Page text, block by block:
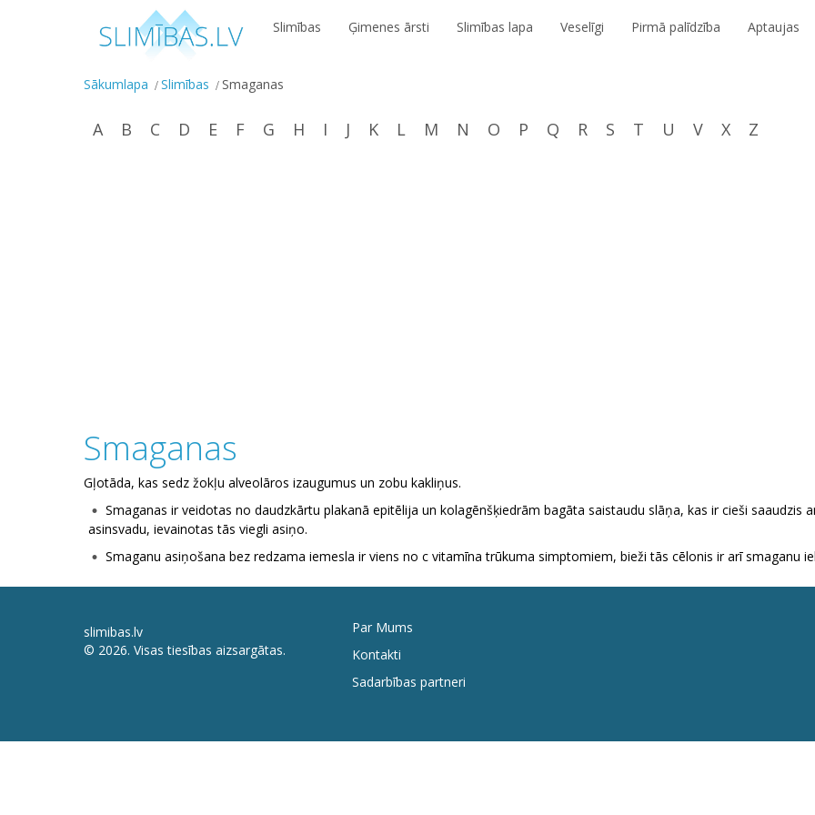
Slimības Ģimenes ārsti Slimības lapa Veselīgi Pirmā palīdzība Aptaujas
Sākumlapa Slimības Smaganas
A B C D E F G H I J K L M N O P Q R S T U V X Z
Smaganas
Gļotāda, kas sedz žokļu alveolāros izaugumus un zobu kakliņus.
Smaganas ir veidotas no daudzkārtu plakanā epitēlija un kolagēnšķiedrām bagāta saistaudu slāņa, kas ir cieši saaudzis
asinsvadu, ievainotas tās viegli asiņo.
Smaganu asiņošana bez redzama iemesla ir viens no c vitamīna trūkuma simptomiem, bieži tās cēlonis ir arī smaganu
slimibas.lv
© 2026. Visas tiesības aizsargātas.
Par Mums
Kontakti
Sadarbības partneri